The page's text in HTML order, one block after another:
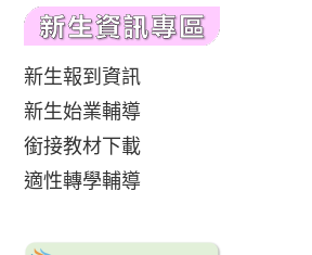
新生報到資訊
新生始業輔導
銜接教材下載
適性轉學輔導